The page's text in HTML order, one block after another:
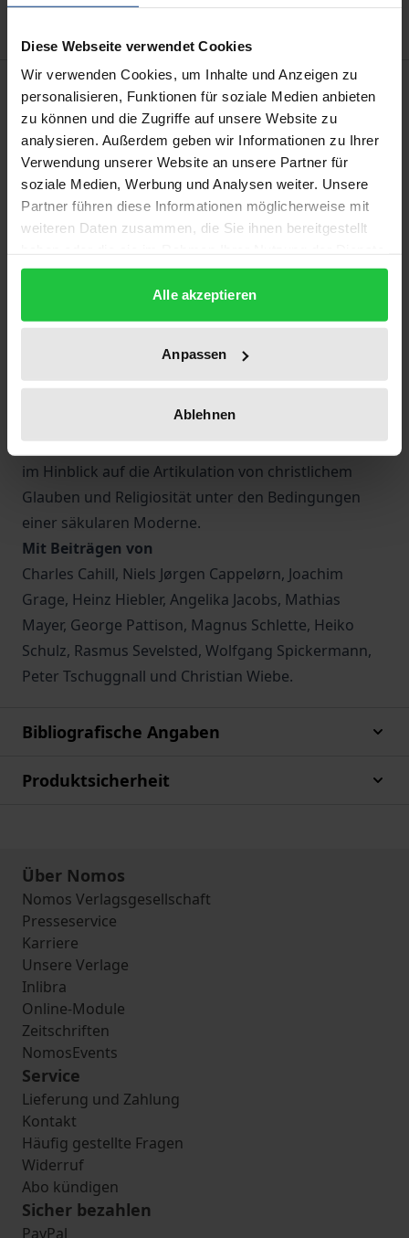
Diese Webseite verwendet Cookies
Wir verwenden Cookies, um Inhalte und Anzeigen zu
personalisieren, Funktionen für soziale Medien anbieten
zu können und die Zugriffe auf unsere Website zu
analysieren. Außerdem geben wir Informationen zu Ihrer
Verwendung unserer Website an unsere Partner für
soziale Medien, Werbung und Analysen weiter. Unsere
Partner führen diese Informationen möglicherweise mit
weiteren Daten zusammen, die Sie ihnen bereitgestellt
gesammelt haben.
Alle akzeptieren
Anpassen
Ablehnen
Beschreibung
Kierkegaard hat sich selbst als „religiösen
Schriftsteller“ verstanden. Mit dieser Bezeichnung
wird die Zwiespältigkeit und das Wagnis eines
literarischen Unternehmens angedeutet, das eine
ästhetische Existenz religiös begründen und eine
religiöse Existenz ästhetisch absichern will, sich
dabei aber auf keine religiöse Vollmacht stützt und
sich auch nicht dem etablierten
religiösen Schriftstellers, deren antike Vorbilder und
moderne Wirkungsgeschichte (insbesondere in der
deutschen Literatur) sowie die Aktualität dieser Idee
im Hinblick auf die Artikulation von christlichem
Glauben und Religiosität unter den Bedingungen
einer säkularen Moderne.
Mit Beiträgen von
Charles Cahill, Niels Jørgen Cappelørn, Joachim
Grage, Heinz Hiebler, Angelika Jacobs, Mathias
Mayer, George Pattison, Magnus Schlette, Heiko
Schulz, Rasmus Sevelsted, Wolfgang Spickermann,
Peter Tschuggnall und Christian Wiebe.
Bibliografische Angaben
Produktsicherheit
Über Nomos
Nomos Verlagsgesellschaft
Presseservice
Karriere
Unsere Verlage
Inlibra
Online-Module
Zeitschriften
NomosEvents
Service
Lieferung und Zahlung
Kontakt
Häufig gestellte Fragen
Widerruf
Abo kündigen
Sicher bezahlen
PayPal